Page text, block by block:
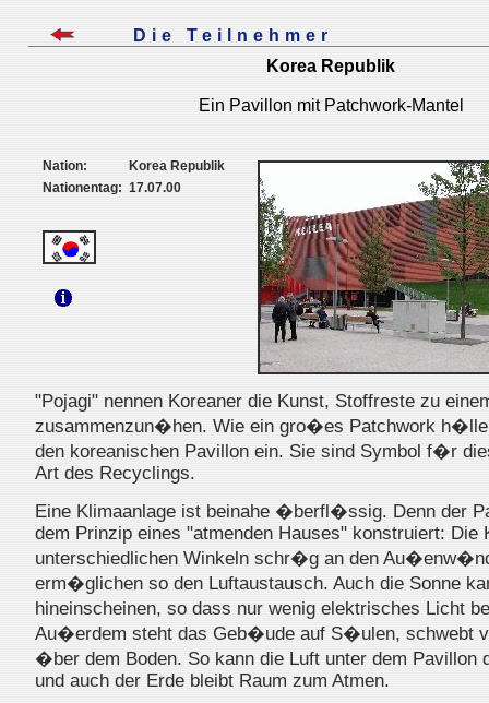
Die Teilnehmer
Korea Republik
Ein Pavillon mit Patchwork-Mantel
Nation:
Korea Republik
Nationentag: 17.07.00
"Pojagi" nennen Koreaner die Kunst, Stoffreste zu
zusammenzun�hen. Wie ein gro�es Patchwork
den koreanischen Pavillon ein. Sie sind Symbol f�r
Art des Recyclings.
Eine Klimaanlage ist beinahe �berfl�ssig. Denn der
dem Prinzip eines "atmenden Hauses" konstruiert: Die
unterschiedlichen Winkeln schr�g an den
erm�glichen so den Luftaustausch. Auch die Sonne
hineinscheinen, so dass nur wenig elektrisches Licht
Au�erdem steht das Geb�ude auf S�ulen, schwebt
�ber dem Boden. So kann die Luft unter dem
und auch der Erde bleibt Raum zum Atmen.